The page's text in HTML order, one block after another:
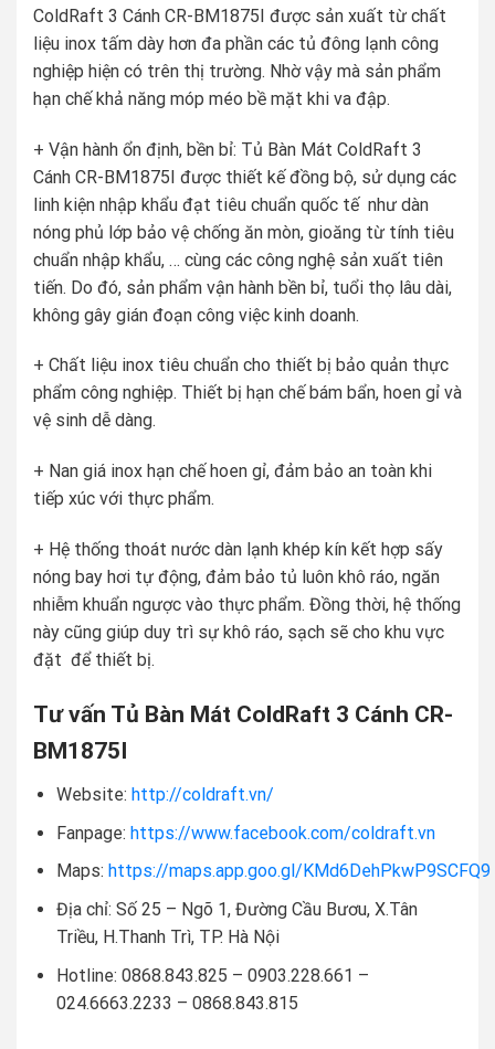
ColdRaft 3 Cánh CR-BM1875I được sản xuất từ chất
liệu inox tấm dày hơn đa phần các tủ đông lạnh công
nghiệp hiện có trên thị trường. Nhờ vậy mà sản phẩm
hạn chế khả năng móp méo bề mặt khi va đập.
+ Vận hành ổn định, bền bỉ: Tủ Bàn Mát ColdRaft 3
Cánh CR-BM1875I được thiết kế đồng bộ, sử dụng các
linh kiện nhập khẩu đạt tiêu chuẩn quốc tế như dàn
nóng phủ lớp bảo vệ chống ăn mòn, gioăng từ tính tiêu
chuẩn nhập khẩu, … cùng các công nghệ sản xuất tiên
tiến. Do đó, sản phẩm vận hành bền bỉ, tuổi thọ lâu dài,
không gây gián đoạn công việc kinh doanh.
+ Chất liệu inox tiêu chuẩn cho thiết bị bảo quản thực
phẩm công nghiệp. Thiết bị hạn chế bám bẩn, hoen gỉ và
vệ sinh dễ dàng.
+ Nan giá inox hạn chế hoen gỉ, đảm bảo an toàn khi
tiếp xúc với thực phẩm.
+ Hệ thống thoát nước dàn lạnh khép kín kết hợp sấy
nóng bay hơi tự động, đảm bảo tủ luôn khô ráo, ngăn
nhiễm khuẩn ngược vào thực phẩm. Đồng thời, hệ thống
này cũng giúp duy trì sự khô ráo, sạch sẽ cho khu vực
đặt để thiết bị.
Tư vấn Tủ Bàn Mát ColdRaft 3 Cánh CR-
BM1875I
Website: http://coldraft.vn/
Fanpage: https://www.facebook.com/coldraft.vn
Maps: https://maps.app.goo.gl/KMd6DehPkwP9SCFQ9
Địa chỉ: Số 25 – Ngõ 1, Đường Cầu Bươu, X.Tân
Triều, H.Thanh Trì, TP. Hà Nội
Hotline: 0868.843.825 – 0903.228.661 –
024.6663.2233 – 0868.843.815